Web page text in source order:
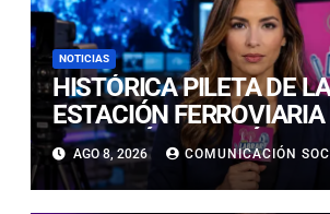
NOTICIAS
HISTÓRICA PILETA DE LA
ESTACIÓN FERROVIARIA
COPIAPÓ RESULTÓ
DAÑADA TRAS SER
POR UN VEHÍCULO
AGO 8, 2026 COMUNICACIÓN